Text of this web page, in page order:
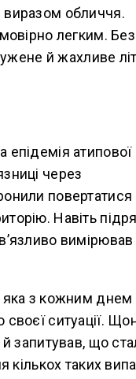
виразом обличчя.
легким. Без
й жахливе
епідемія атипової
через
повертатися
Навіть
вимірював
яка з кожним днем
ситуації.
запитував, що
таких